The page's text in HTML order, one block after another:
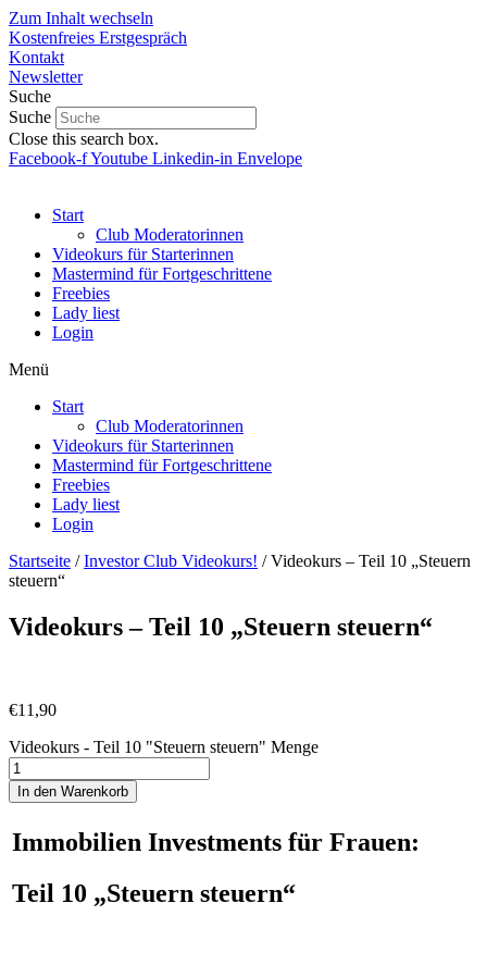
Zum Inhalt wechseln
Kostenfreies Erstgespräch
Kontakt
Newsletter
Suche
Suche
Close this search box.
Facebook-fYoutube Linkedin-in Envelope
Start
Club Moderatorinnen
Videokurs für Starterinnen
Mastermind für Fortgeschrittene
Freebies
Lady liest
Login
Menü
Start
Club Moderatorinnen
Videokurs für Starterinnen
Mastermind für Fortgeschrittene
Freebies
Lady liest
Login
Startseite /Investor Club Videokurs! / Videokurs – Teil 10 „Steuern
steuern“
Videokurs – Teil 10 „Steuern steuern“
€11,90
Videokurs - Teil 10 "Steuern steuern" Menge
In den Warenkorb
Immobilien Investments für Frauen:
Teil 10 „Steuern steuern“